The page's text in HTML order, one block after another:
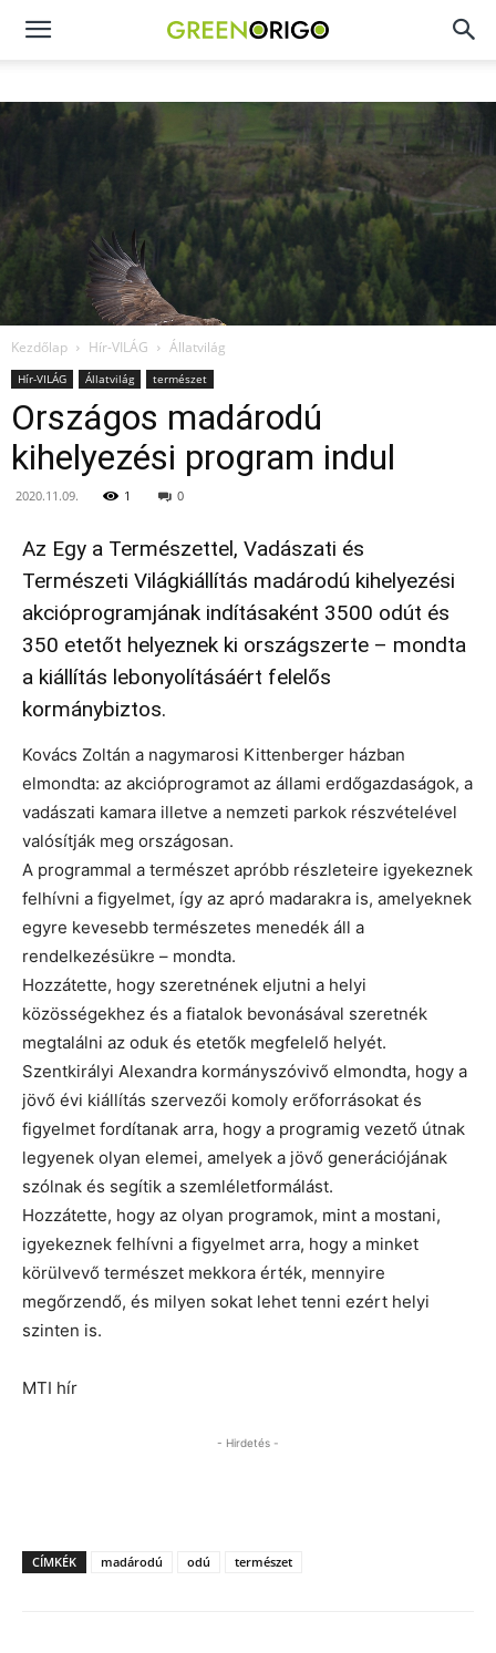
Green
portál
Kezdőlap Hír-VILÁG Állatvilág
Hír-VILÁG Állatvilág természet
Országos madárodú
kihelyezési program indul
2020.11.09. 1 0
Az Egy a Természettel, Vadászati és
Természeti Világkiállítás madárodú kihelyezési
akcióprogramjának indításaként 3500 odút és
350 etetőt helyeznek ki országszerte – mondta
a kiállítás lebonyolításáért felelős
kormánybiztos.
Kovács Zoltán a nagymarosi Kittenberger házban
elmondta: az akcióprogramot az állami erdőgazdaságok, a
vadászati kamara illetve a nemzeti parkok részvételével
valósítják meg országosan.
A programmal a természet apróbb részleteire igyekeznek
felhívni a figyelmet, így az apró madarakra is, amelyeknek
egyre kevesebb természetes menedék áll a
rendelkezésükre – mondta.
Hozzátette, hogy szeretnének eljutni a helyi
közösségekhez és a fiatalok bevonásával szeretnék
megtalálni az oduk és etetők megfelelő helyét.
Szentkirályi Alexandra kormányszóvivő elmondta, hogy a
jövő évi kiállítás szervezői komoly erőforrásokat és
figyelmet fordítanak arra, hogy a programig vezető útnak
legyenek olyan elemei, amelyek a jövő generációjának
szólnak és segítik a szemléletformálást.
Hozzátette, hogy az olyan programok, mint a mostani,
igyekeznek felhívni a figyelmet arra, hogy a minket
körülvevő természet mekkora érték, mennyire
megőrzendő, és milyen sokat lehet tenni ezért helyi
szinten is.
MTI hír
- Hirdetés -
CÍMKÉK madárodú odú természet